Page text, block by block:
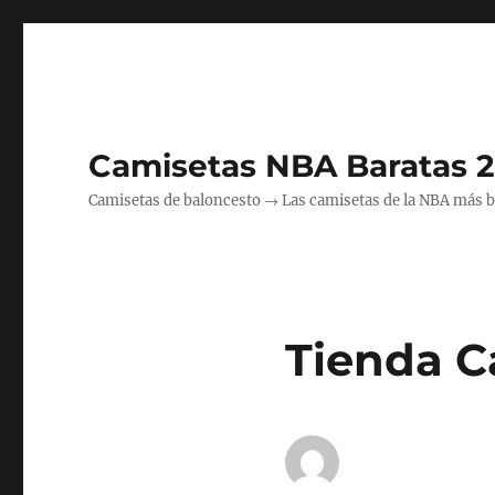
Camisetas NBA Baratas
Camisetas de baloncesto → Las camisetas de la NBA más
Tienda